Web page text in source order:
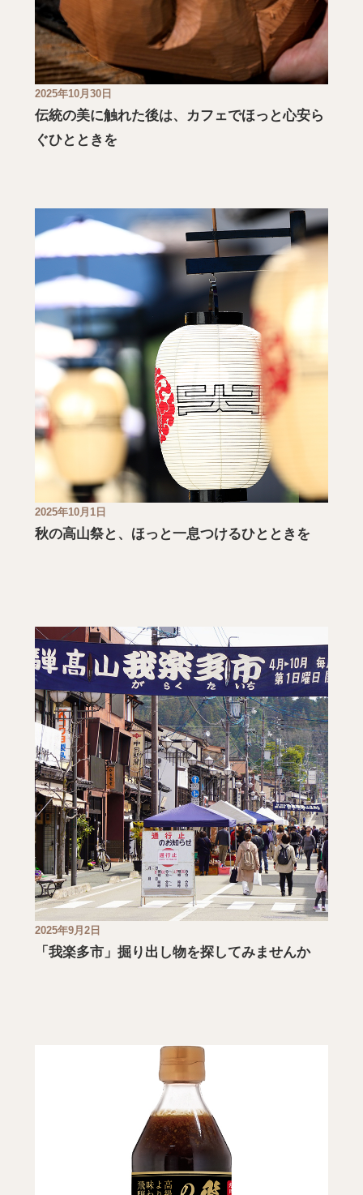
2025年10月30日
伝統の美に触れた後は、カフェでほっと心安ら
ぐひとときを
2025年10月1日
秋の高山祭と、ほっと一息つけるひとときを
2025年9月2日
「我楽多市」掘り出し物を探してみませんか